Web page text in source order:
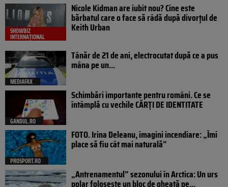
SHOWBIZ
INTERNAȚIONAL
Nicole Kidman are iubit nou? Cine este
bărbatul care o face să râdă după divorțul de
Keith Urban
MEDIAFAX
Tânăr de 21 de ani, electrocutat după ce a pus
mâna pe un...
GANDUL.RO
Schimbări importante pentru români. Ce se
întâmplă cu vechile CĂRȚI DE IDENTITATE
PROSPORT.RO
FOTO. Irina Deleanu, imagini incendiare: „Îmi
place să fiu cât mai naturală”
„Antrenamentul” sezonului în Arctica: Un urs